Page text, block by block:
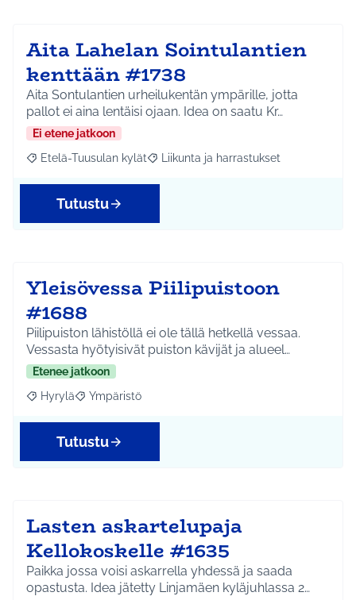
Aita Lahelan Sointulantien
kenttään #1738
Aita Sontulantien urheilukentän ympärille, jotta
pallot ei aina lentäisi ojaan. Idea on saatu Kr…
Ei etene jatkoon
Rajaa tulokset aihepiirin mukaan: Etelä-Tuusulan kylät
Etelä-Tuusulan kylät Rajaa tulokset teeman mukaan:
Liikunta ja harrastukset
Tutustu
Yleisövessa Piilipuistoon
#1688
Piilipuiston lähistöllä ei ole tällä hetkellä vessaa.
Vessasta hyötyisivät puiston kävijät ja alueel…
Etenee jatkoon
Rajaa tulokset aihepiirin mukaan: Hyrylä
Hyrylä Rajaa tulokset teeman mukaan: Ympäristö
Ympäristö
Tutustu
Lasten askartelupaja
Kellokoskelle #1635
Paikka jossa voisi askarrella yhdessä ja saada
opastusta. Idea jätetty Linjamäen kyläjuhlassa 2…